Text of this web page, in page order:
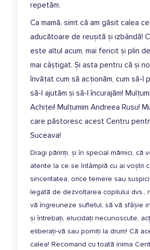
repetăm.
Ca mamă, simt că am găsit calea
aducătoare de reușită și izbândă!
este altul acum, mai fericit și plin
mai câștigat. Și asta pentru că și
învățat cum să acționăm, cum să-l
să-l ajutăm și să-l încurajăm!
Achiței! Mulțumim Andreea Rusu!
care păstoresc acest Centru
Suceava!
Dragi părinți, și în special mămici, că
atente la ce se întâmplă cu ai voștri
sinceritatea, orice temere sau
legată de dezvoltarea copilului dvs.,
vă îngreuneze sufletul, să vă sfâșie
și întrebați, elucidați necunoscute,
eliberați-vă sau porniți la drum! Că
calea! Recomand cu toată inima